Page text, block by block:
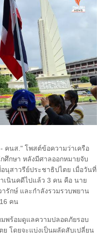
คนส." โพสต์ข้อความว่าเครือ
ศึกษา หลังมีศาลออกหมายจับ
สาวรีย์ประชาธิปไตย เมื่อวันที่
เนินคดีไปแล้ว 3 คน คือ นาย
รักษ์ และกำลังรวมรวบพยาน
คน
มพร้อมดูแลความปลอดภัยรอบ
โดยจะแบ่งเป็นผลัดสับเปลี่ยน